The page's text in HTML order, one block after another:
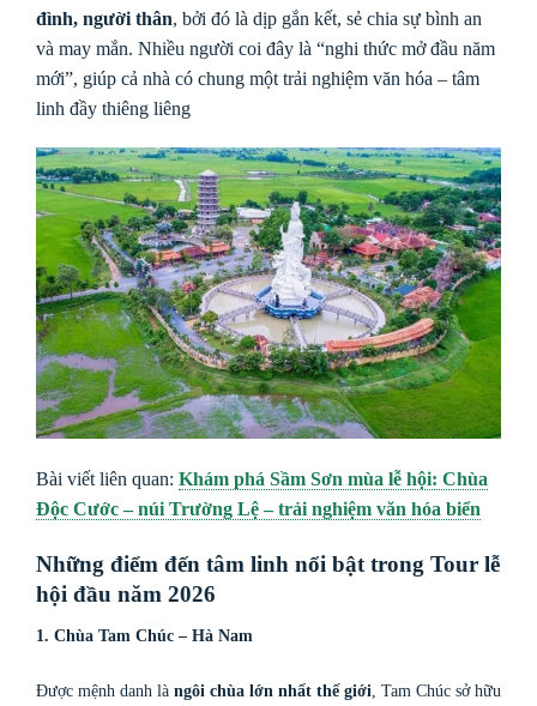
đình, người thân, bởi đó là dịp gắn kết, sẻ chia sự bình an
và may mắn. Nhiều người coi đây là “nghi thức mở đầu năm
mới”, giúp cả nhà có chung một trải nghiệm văn hóa – tâm
linh đầy thiêng liêng
Bài viết liên quan: Khám phá Sầm Sơn mùa lễ hội: Chùa
Độc Cước – núi Trường Lệ – trải nghiệm văn hóa biển
Những điểm đến tâm linh nổi bật trong Tour lễ
hội đầu năm 2026
1. Chùa Tam Chúc – Hà Nam
Được mệnh danh là ngôi chùa lớn nhất thế giới , Tam Chúc sở hữu